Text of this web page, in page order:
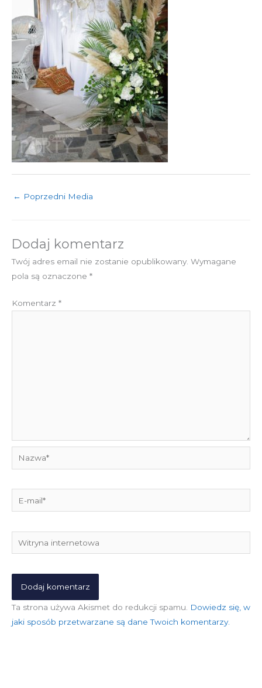
← Poprzedni Media
Dodaj komentarz
Twój adres email nie zostanie opublikowany. Wymagane
pola są oznaczone *
Komentarz *
mail*
Witryna
internetowa
Ta strona używa Akismet do redukcji spamu. Dowiedz się, w
jaki sposób przetwarzane są dane Twoich komentarzy.